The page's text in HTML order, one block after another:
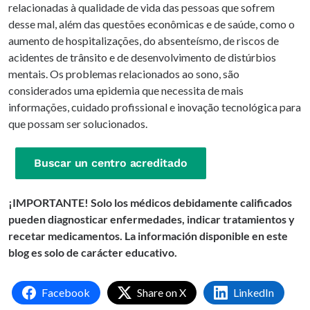
relacionadas à qualidade de vida das pessoas que sofrem
desse mal, além das questões econômicas e de saúde, como o
aumento de hospitalizações, do absenteísmo, de riscos de
acidentes de trânsito e de desenvolvimento de distúrbios
mentais. Os problemas relacionados ao sono, são
considerados uma epidemia que necessita de mais
informações, cuidado profissional e inovação tecnológica para
que possam ser solucionados.
Buscar un centro acreditado
¡IMPORTANTE! Solo los médicos debidamente calificados
pueden diagnosticar enfermedades, indicar tratamientos y
recetar medicamentos. La información disponible en este
blog es solo de carácter educativo.
Facebook Share on X LinkedIn